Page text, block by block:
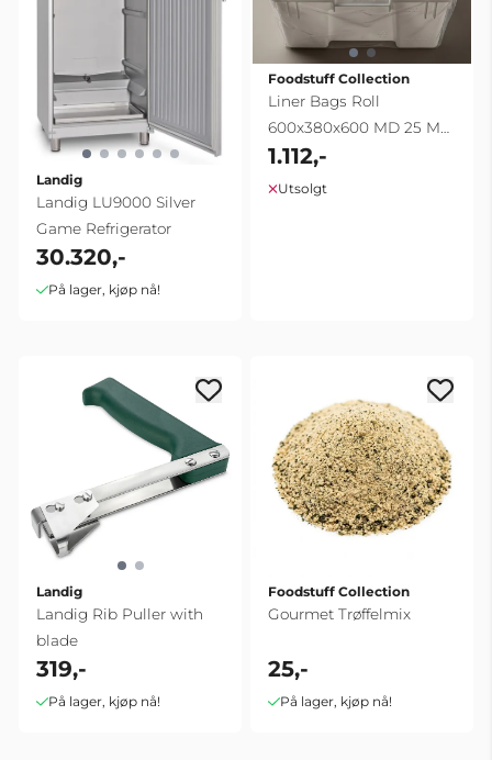
Landig
Landig LU9000 Silver
Game Refrigerator
30.320,-
På lager, kjøp nå!
Foodstuff Collection
Liner Bags Roll
600x380x600 MD 25 My
Clear (350 pcs)
1.112,-
Utsolgt
Landig
Landig Rib Puller with
blade
319,-
På lager, kjøp nå!
Foodstuff Collection
Gourmet Trøffelmix
25,-
På lager, kjøp nå!